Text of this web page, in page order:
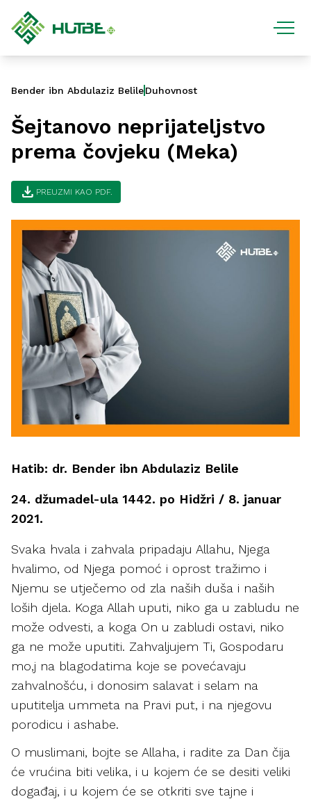
Bender ibn Abdulaziz BelileDuhovnost
Šejtanovo neprijateljstvo
prema čovjeku (Meka)
download PREUZMI KAO PDF.
Hatib: dr. Bender ibn Abdulaziz Belile
24. džumadel-ula 1442. po Hidžri / 8. januar
2021.
Svaka hvala i zahvala pripadaju Allahu, Njega
hvalimo, od Njega pomoć i oprost tražimo i
Njemu se utječemo od zla naših duša i naših
loših djela. Koga Allah uputi, niko ga u zabludu ne
može odvesti, a koga On u zabludi ostavi, niko
ga ne može uputiti. Zahvaljujem Ti, Gospodaru
mo,j na blagodatima koje se povećavaju
zahvalnošću, i donosim salavat i selam na
uputitelja ummeta na Pravi put, i na njegovu
porodicu i ashabe.
O muslimani, bojte se Allaha, i radite za Dan čija
će vrućina biti velika, i u kojem će se desiti veliki
događaj, i u kojem će se otkriti sve tajne i